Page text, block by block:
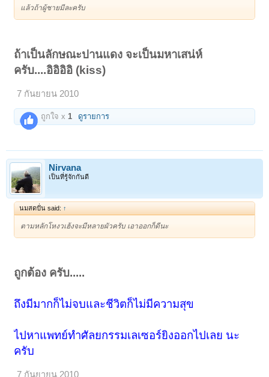
แล้วถ้าผู้ชายมีละครับ
ถ้าเป็นลักษณะปานแดง จะเป็นมหาเสน่ห์
ครับ....อิอิอิอิ (kiss)
7 กันยายน 2010
ถูกใจ x 1 ดูรายการ
Nirvana
เป็นที่รู้จักกันดี
นมสดปั่น said: ↑
ตามหลักโหงวเฮ้งจะมีหลายผัวครับ เอาออกก็ดีนะ
ถูกต้อง ครับ.....
ถึงมีมากก็ไม่จบและชีวิตก็ไม่มีความสุข
ไปหาแพทย์ทำศัลยกรรมเลเซอร์ยิงออกไปเลย นะ
ครับ
7 กันยายน 2010